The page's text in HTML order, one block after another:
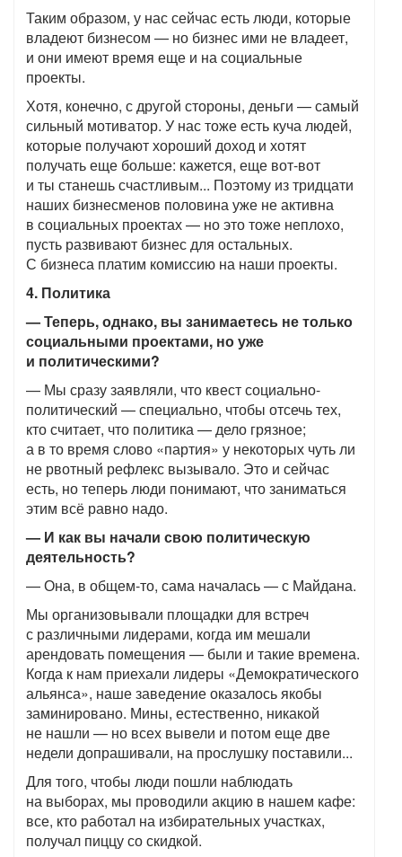
Таким образом, у нас сейчас есть люди, которые
владеют бизнесом — но бизнес ими не владеет,
и они имеют время еще и на социальные
проекты.
Хотя, конечно, с другой стороны, деньги — самый
сильный мотиватор. У нас тоже есть куча людей,
которые получают хороший доход и хотят
получать еще больше: кажется, еще вот-вот
и ты станешь счастливым... Поэтому из тридцати
наших бизнесменов половина уже не активна
в социальных проектах — но это тоже неплохо,
пусть развивают бизнес для остальных.
С бизнеса платим комиссию на наши проекты.
4. Политика
— Теперь, однако, вы занимаетесь не только
социальными проектами, но уже
и политическими?
— Мы сразу заявляли, что квест социально-
политический — специально, чтобы отсечь тех,
кто считает, что политика — дело грязное;
а в то время слово «партия» у некоторых чуть ли
не рвотный рефлекс вызывало. Это и сейчас
есть, но теперь люди понимают, что заниматься
этим всё равно надо.
— И как вы начали свою политическую
деятельность?
— Она, в общем-то, сама началась — с Майдана.
Мы организовывали площадки для встреч
с различными лидерами, когда им мешали
арендовать помещения — были и такие времена.
Когда к нам приехали лидеры «Демократического
альянса», наше заведение оказалось якобы
заминировано. Мины, естественно, никакой
не нашли — но всех вывели и потом еще две
недели допрашивали, на прослушку поставили...
Для того, чтобы люди пошли наблюдать
на выборах, мы проводили акцию в нашем кафе:
все, кто работал на избирательных участках,
получал пиццу со скидкой.